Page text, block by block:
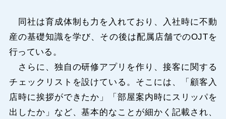
同社は育成体制も力を入れており、入社時に不動
産の基礎知識を学び、その後は配属店舗でのOJTを
行っている。
さらに、独自の研修アプリを作り、接客に関する
チェックリストを設けている。そこには、「顧客入
店時に挨拶ができたか」「部屋案内時にスリッパを
出したか」など、基本的なことが細かく記載され、